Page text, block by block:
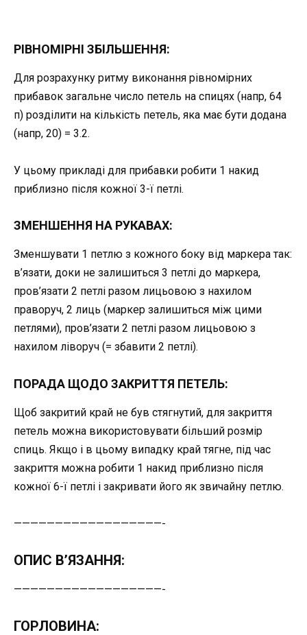
РІВНОМІРНІ ЗБІЛЬШЕННЯ:
Для розрахунку ритму виконання рівномірних
прибавок загальне число петель на спицях (напр, 64
п) розділити на кількість петель, яка має бути додана
(напр, 20) = 3.2.
У цьому прикладі для прибавки робити 1 накид
приблизно після кожної 3-ї петлі.
ЗМЕНШЕННЯ НА РУКАВАХ:
Зменшувати 1 петлю з кожного боку від маркера так:
в’язати, доки не залишиться 3 петлі до маркера,
пров’язати 2 петлі разом лицьовою з нахилом
праворуч, 2 лиць (маркер залишиться між цими
петлями), пров’язати 2 петлі разом лицьовою з
нахилом ліворуч (= збавити 2 петлі).
ПОРАДА ЩОДО ЗАКРИТТЯ ПЕТЕЛЬ:
Щоб закритий край не був стягнутий, для закриття
петель можна використовувати більший розмір
спиць. Якщо і в цьому випадку край тягне, під час
закриття можна робити 1 накид приблизно після
кожної 6-ї петлі і закривати його як звичайну петлю.
——————————————————-
ОПИС В’ЯЗАННЯ:
——————————————————-
ГОРЛОВИНА: